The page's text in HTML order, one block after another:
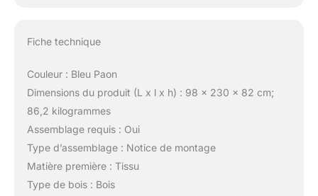
Fiche technique
Couleur : Bleu Paon
Dimensions du produit (L x l x h) : 98 x 230 x 82 cm;
86,2 kilogrammes
Assemblage requis : Oui
Type d’assemblage : Notice de montage
Matière première : Tissu
Type de bois : Bois